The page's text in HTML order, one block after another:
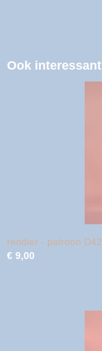
Ook interessant
rendier - patroon D42
€ 9,00